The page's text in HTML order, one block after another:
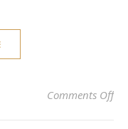
Comments Offon